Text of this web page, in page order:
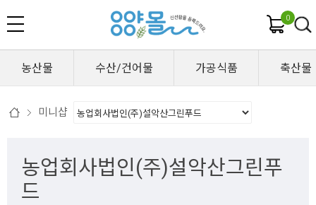
0
농산물 수산/건어물 가공식품 축산물
미니샵
농업회사법인(주)설악산그린푸
드